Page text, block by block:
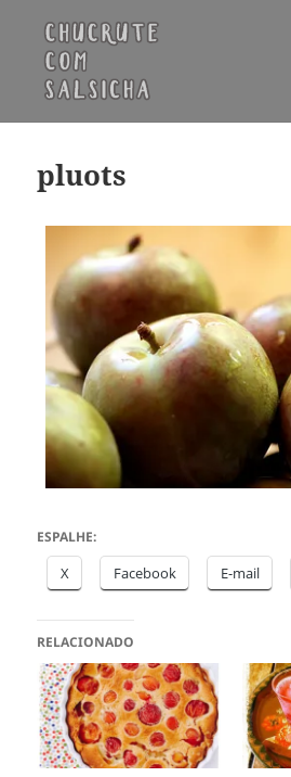
pluots
ESPALHE:
X Facebook E-mail
RELACIONADO